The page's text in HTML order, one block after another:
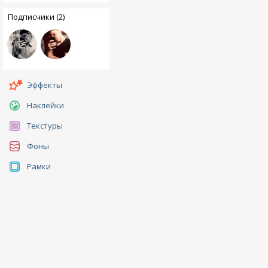
Подписчики (2)
Эффекты
Наклейки
Текстуры
Фоны
Рамки